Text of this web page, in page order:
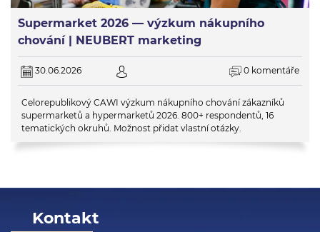
Supermarket 2026 — výzkum nákupního
chování | NEUBERT marketing
30.06.2026 0 komentáře
Celorepublikový CAWI výzkum nákupního chování zákazníků
supermarketů a hypermarketů 2026. 800+ respondentů, 16
tematických okruhů. Možnost přidat vlastní otázky.
Kontakt